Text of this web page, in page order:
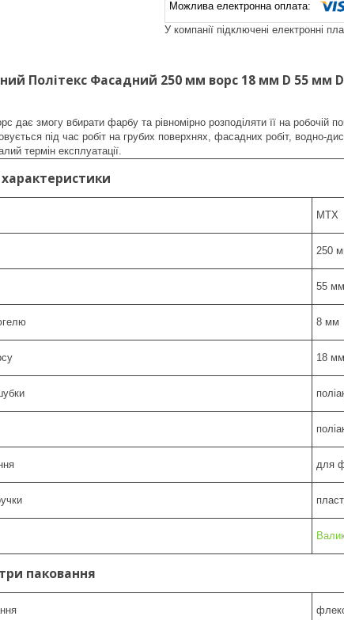
У компанії підключені електронні
Політекс Фасадний 250 мм ворс 18 мм D 55 мм
дає змогу вбирати фарбу та рівномірно розподіляти її на робочій
під час робіт на грубих поверхнях, фасадних робіт, водно-
термін експлуатації.
характеристики
MTX
250
55 мм
8 мм
18 мм
для
паковання